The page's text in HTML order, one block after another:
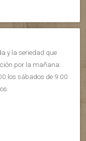
y la seriedad que
por la mañana:
los sábados de 9:00